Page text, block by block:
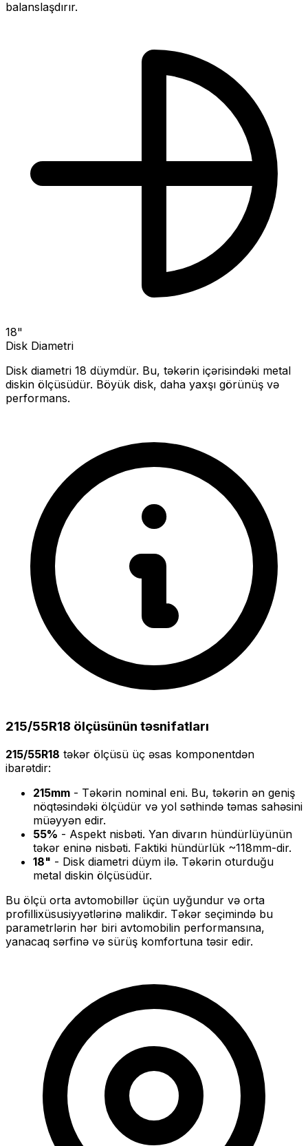
balanslaşdırır.
18"
Disk Diametri
Disk diametri 18 düymdür. Bu, təkərin içərisindəki metal
diskin ölçüsüdür. Böyük disk, daha yaxşı görünüş və
performans.
215/55R18 ölçüsünün təsnifatları
215/55R18 təkər ölçüsü üç əsas komponentdən
ibarətdir:
215mm - Təkərin nominal eni. Bu, təkərin ən geniş
nöqtəsindəki ölçüdür və yol səthində təmas sahəsini
müəyyən edir.
55% - Aspekt nisbəti. Yan divarın hündürlüyünün
təkər eninə nisbəti. Faktiki hündürlük ~118mm-dir.
18" - Disk diametri düym ilə. Təkərin oturduğu
metal diskin ölçüsüdür.
Bu ölçü orta avtomobillər üçün uyğundur və orta
profillixüsusiyyətlərinə malikdir. Təkər seçimində bu
parametrlərin hər biri avtomobilin performansına,
yanacaq sərfinə və sürüş komfortuna təsir edir.